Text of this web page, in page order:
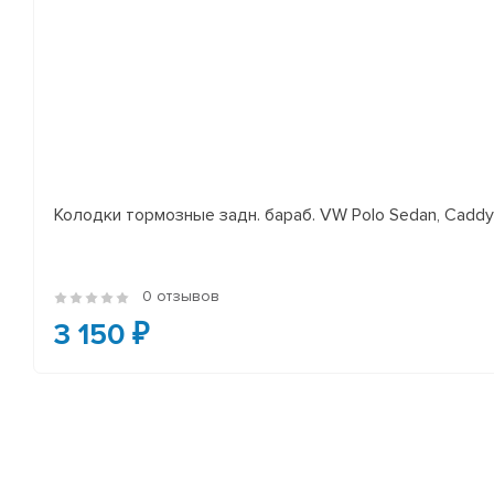
Колодки тормозные задн. бараб. VW Polo Sedan, Caddy
0 отзывов
3 150 ₽